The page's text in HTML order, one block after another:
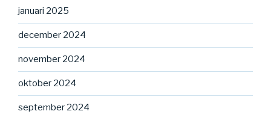
januari 2025
december 2024
november 2024
oktober 2024
september 2024